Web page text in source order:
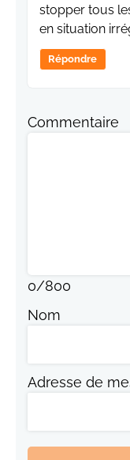
stopper tous
en situation
Répondre
Commentaire
0/800
Nom
Adresse de